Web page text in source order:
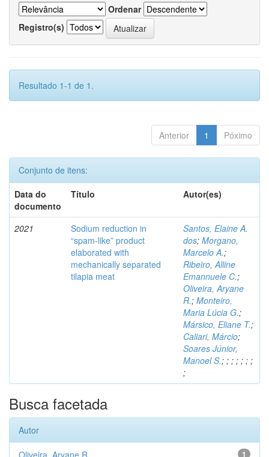
Ordenar
Registro(s)
Resultado 1-1 de 1.
Anterior 1 Póximo
Conjunto de itens:
Data do
documento
Título Autor(es)
2021
Sodium reduction in
“spam-like” product
elaborated with
mechanically separated
tilapia meat
Santos, Elaine A.
dos; Morgano,
Marcelo A.;
Ribeiro, Alline
Emannuele C.;
Oliveira, Aryane
R.; Monteiro,
Maria Lúcia G.;
Mársico, Eliane T.;
Caliari, Márcio;
Soares Júnior,
Manoel S.; ; ; ; ; ; ;
;
Busca facetada
Autor
1